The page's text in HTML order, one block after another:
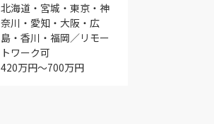
北海道・宮城・東京・神
奈川・愛知・大阪・広
島・香川・福岡／リモー
トワーク可
420万円～700万円